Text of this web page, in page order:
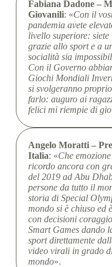
Fabiana Dadone –
Giovanili: «Con il
pandemia avete
livello superiore:
grazie allo sport e a
socialità sia
Con il Governo
Giochi Mondiali
si svolgeranno
farlo: auguro ai
felici mi riempie di
Angelo Moratti –
Italia: «Che
ricordo ancora con
del 2019 ad Abu
persone da tutto il
storia di Special
mondo si è chiuso ed
con decisioni
Smart Games dando
sport direttamente
video virali in grado
mondo».